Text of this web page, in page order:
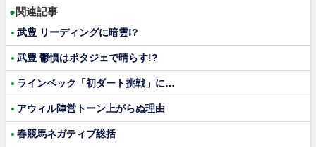
●関連記事
武豊 リーディングに暗雲!?
武豊 鬱憤はポタジェで晴らす!?
ラインベック「初ダート挑戦」に…
アウィル陣営トーン上がらぬ理由
春競馬ネガティブ総括